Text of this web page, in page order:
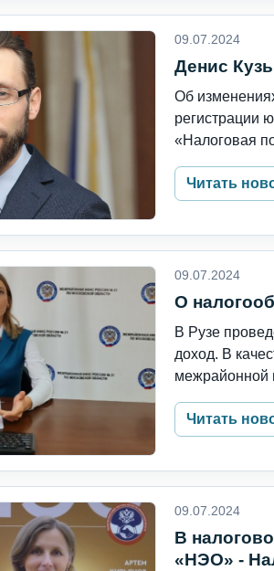
09.07.2024
Денис
Об
регистрации
«Налоговая
Читать
09.07.2024
О
В Рузе
доход. В
межрайонной
Читать
09.07.2024
В
«НЭО» -